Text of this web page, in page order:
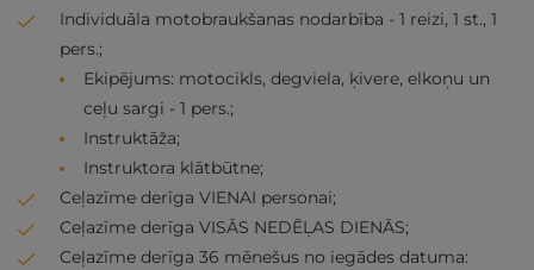
Individuāla motobraukšanas nodarbība - 1 reizi, 1 st., 1
pers.;
Ekipējums: motocikls, degviela, ķivere, elkoņu un
ceļu sargi - 1 pers.;
Instruktāža;
Instruktora klātbūtne;
Ceļazīme derīga VIENAI personai;
Ceļazīme derīga VISĀS NEDĒĻAS DIENĀS;
Ceļazīme derīga 36 mēnešus no iegādes datuma: